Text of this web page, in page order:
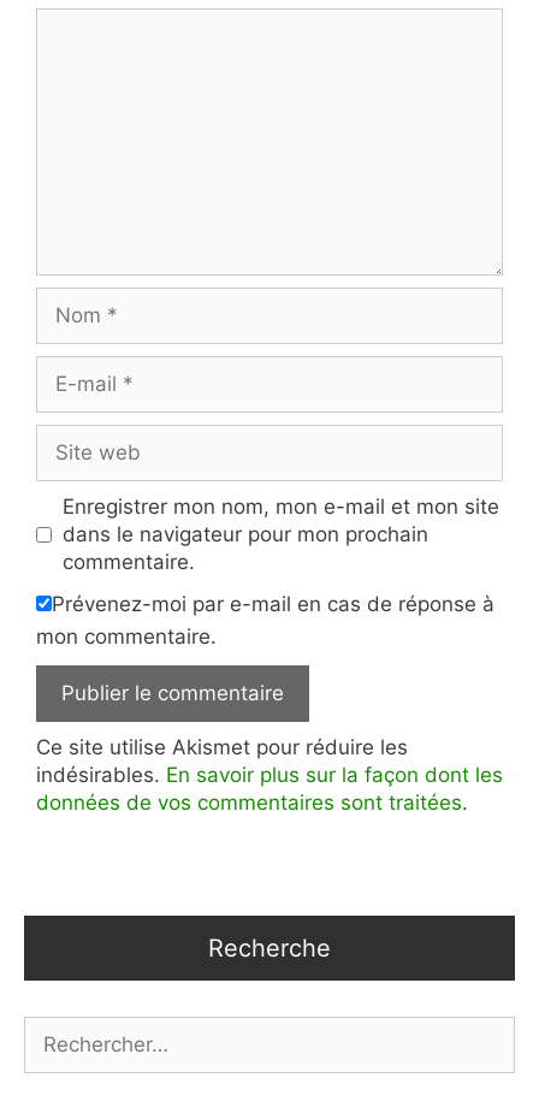
mail
web
Enregistrer mon nom, mon e-mail et mon site
dans le navigateur pour mon prochain
commentaire.
Prévenez-moi par e-mail en cas de réponse à
mon commentaire.
Ce site utilise Akismet pour réduire les
indésirables. En savoir plus sur la façon dont les
données de vos commentaires sont traitées.
Recherche